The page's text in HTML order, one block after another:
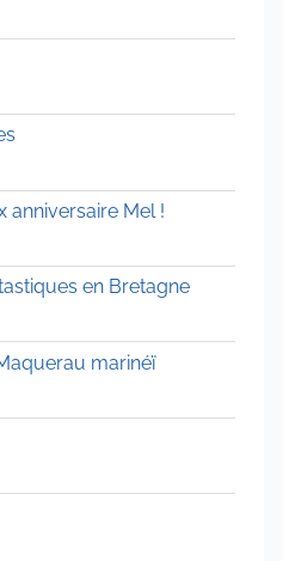
anniversaire Mel !
en Bretagne
marinéï